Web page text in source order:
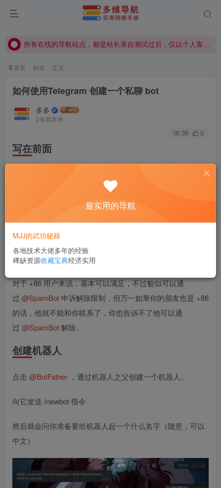
所有在线的导航站点，都是站长亲自测试过后，仅以个人客观觉得不错才会显示在导航站点，具体使用、购买等由用户自行甄别！
所有在线的导航站点，都是站长亲自测试过后，仅以个人客观觉得不错才会显示在导航站点，具体使用、购买等由用户自行甄别！
首页 科技 正文
如何使用Telegram 创建一个私聊 bot
多多
2年前发布
35 0
写在前面
自己一定的隐私问题。
对于 +86 用户来说，基本可以满足，不过貌似可以通
过 @SpamBot 申诉解除限制，但万一如果你的朋友也是 +86
的话，他就不能和你联系了，你也告诉不了他可以通
过 @SpamBot解除。
创建机器人
点击 @BotFather ，通过机器人之父创建一个机器人。
向它发送 /newbot 指令
然后就会问你准备要给机器人起一个什么名字（随意，可以
中文）
最实用的导航
MJJ的武功秘籍
各地技术大佬多年的经验
稀缺资源收藏宝典经济实用